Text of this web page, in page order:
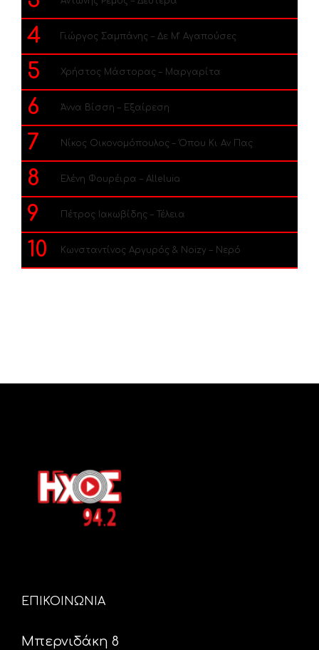
4 Γιώργος Σαμπάνης – Δε Μ’ Αγαπούσες
5 Χρήστος Μάστορας – Μαργαρίτα
6 Άννα Βίσση – Εξαίρεση
7 Νίκος Οικονομόπουλος – Όπου Κι Αν Πας
8 Ελένη Φουρέιρα – Alleluia
9 Πέτρος Ιακωβίδης – Τέλεια
10 Κωνσταντίνος Αργυρός & Noizy – Νερό
ΕΠΙΚΟΙΝΩΝΙΑ
Μπερνιδάκη 8